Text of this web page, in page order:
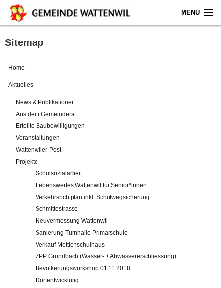
MENU
Home
Gemeinde
Verwaltung
Online-Service
Impressum
Sitemap
Home
Aktuelles
News & Publikationen
Aus dem Gemeinderat
Erteilte Baubewilligungen
Veranstaltungen
Wattenwiler-Post
Projekte
Schulsozialarbeit
Lebenswertes Wattenwil für Senior*innen
Verkehrsrichtplan inkl. Schulwegsicherung
Schmittestrasse
Neuvermessung Wattenwil
Sanierung Turnhalle Primarschule
Verkauf Mettlenschulhaus
ZPP Grundbach (Wasser- + Abwassererschliessung)
Bevölkerungsworkshop 01.11.2018
Dorfentwicklung